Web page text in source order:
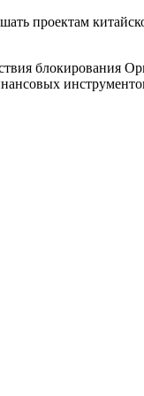
проектам
блокирования